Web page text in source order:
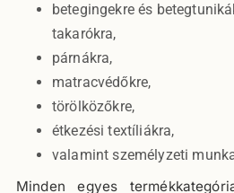
betegingekre és
takarókra,
párnákra,
matracvédőkre,
törölközőkre,
étkezési textíliákra,
valamint személyzeti
Minden egyes